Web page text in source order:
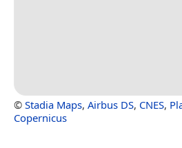
© Stadia Maps, Airbus DS, CNES,
Copernicus